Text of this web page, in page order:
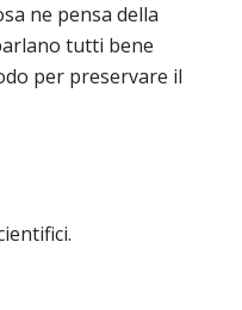
ne pensa della
tutti bene
per preservare il